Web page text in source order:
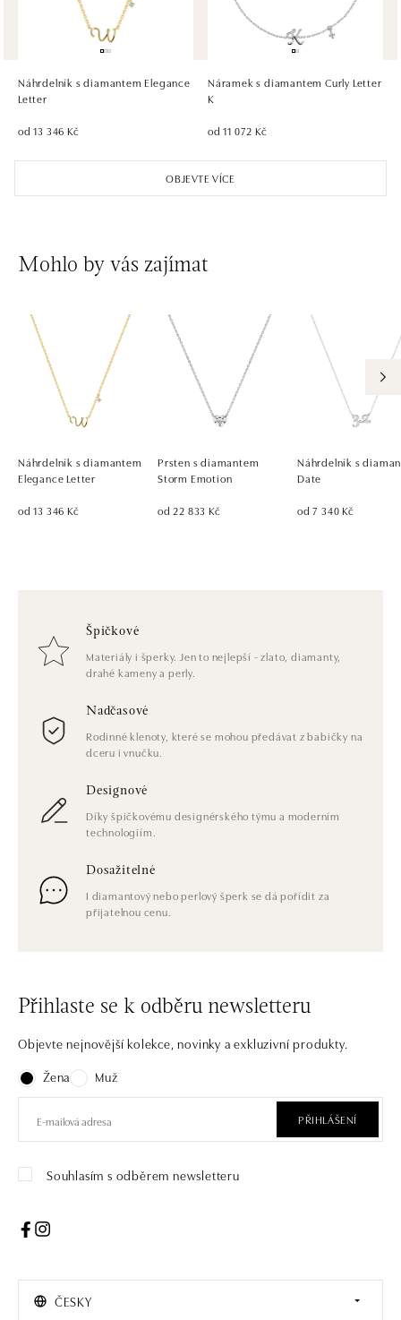
HALADA OC Eurovea, Bratislava
Pribinova 8, 811 09 Bratislava
dnes otevřeno do 21:00
OBJEVTE VÍCE
Náhrdelník s diamantem Elegance
Letter
od 13 346 Kč
Náramek s diamantem Curly Letter
K
od 11 072 Kč
Mohlo by vás zajímat
Náhrdelník s diamantem
Elegance Letter
od 13 346 Kč
Prsten s diamantem
Storm Emotion
od 22 833 Kč
Náhrdelník s
Date
od 7 340 Kč
Špičkové
Materiály i šperky. Jen to nejlepší - zlato, diamanty,
drahé kameny a perly.
Nadčasové
Rodinné klenoty, které se mohou předávat z babičky na
dceru i vnučku.
Designové
Díky špičkovému designérského týmu a moderním
technologiím.
Dosažitelné
I diamantový nebo perlový šperk se dá pořídit za
přijatelnou cenu.
Přihlaste se k odběru newsletteru
Objevte nejnovější kolekce, novinky a exkluzivní produkty.
Žena
Muž
PŘIHLÁŠENÍ
Souhlasím s odběrem newsletteru
ČESKY